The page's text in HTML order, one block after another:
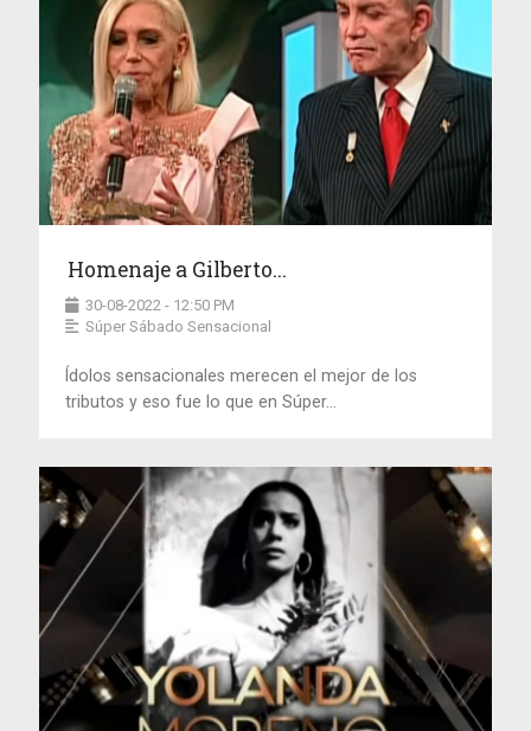
Homenaje a Gilberto...
30-08-2022 - 12:50 PM
Súper Sábado Sensacional
Ídolos sensacionales merecen el mejor de los
tributos y eso fue lo que en Súper...